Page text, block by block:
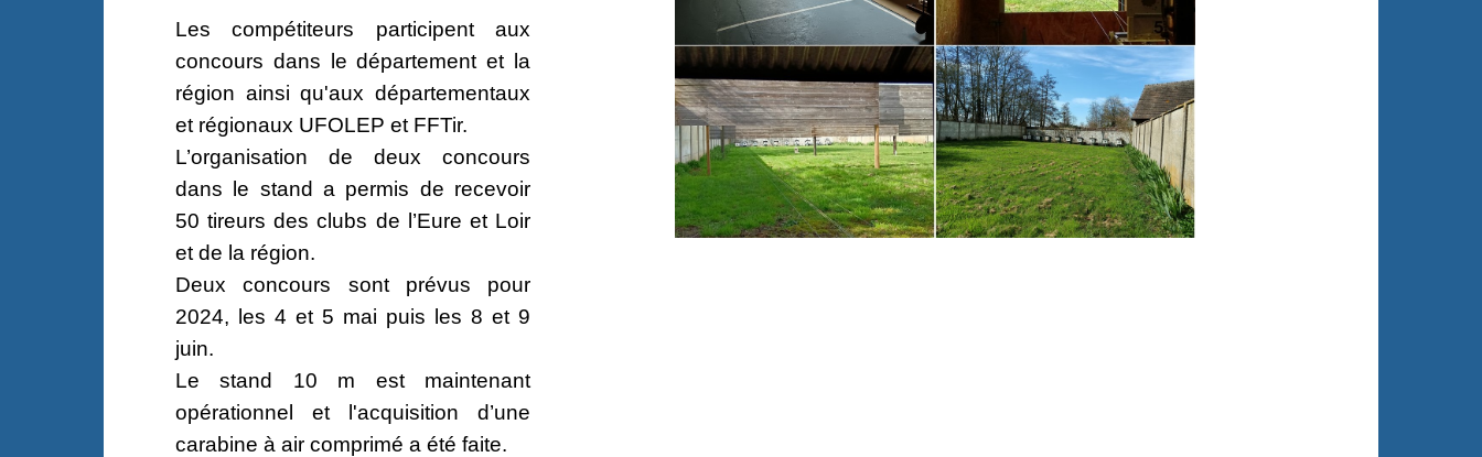
Les compétiteurs participent aux
concours dans le département et la
région ainsi qu'aux départementaux
et régionaux UFOLEP et FFTir.
L’organisation de deux concours
dans le stand a permis de recevoir
50 tireurs des clubs de l’Eure et Loir
et de la région.
Deux concours sont prévus pour
2024, les 4 et 5 mai puis les 8 et 9
juin.
Le stand 10 m est maintenant
opérationnel et l'acquisition d’une
carabine à air comprimé a été faite.